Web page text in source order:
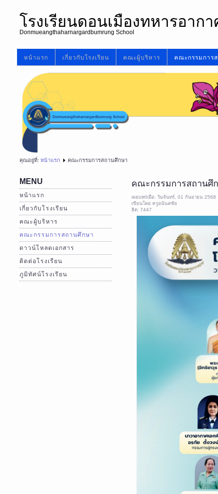
โรงเรียนดอนเมืองทหารอาก
Donmueangthaharnargardbumrung School
หน้าแรก เกี่ยวกับโรงเรียน คณะผู้บริหาร คณะกรรมการ
คุณอยู่ที่: หน้าแรก คณะกรรมการสถานศึกษา
MENU
หน้าแรก
เกี่ยวกับโรงเรียน
คณะผู้บริหาร
คณะกรรมการสถานศึกษา
ดาวน์โหลดเอกสาร
ติดต่อโรงเรียน
ภูมิทัศน์โรงเรียน
คณะกรรมการสถานศึ
เผยแพร่เมื่อ: วันจันทร์, 01 กันยายน 2568
เขียนโดย ครูอนันตชัย
ฮิต: 7447